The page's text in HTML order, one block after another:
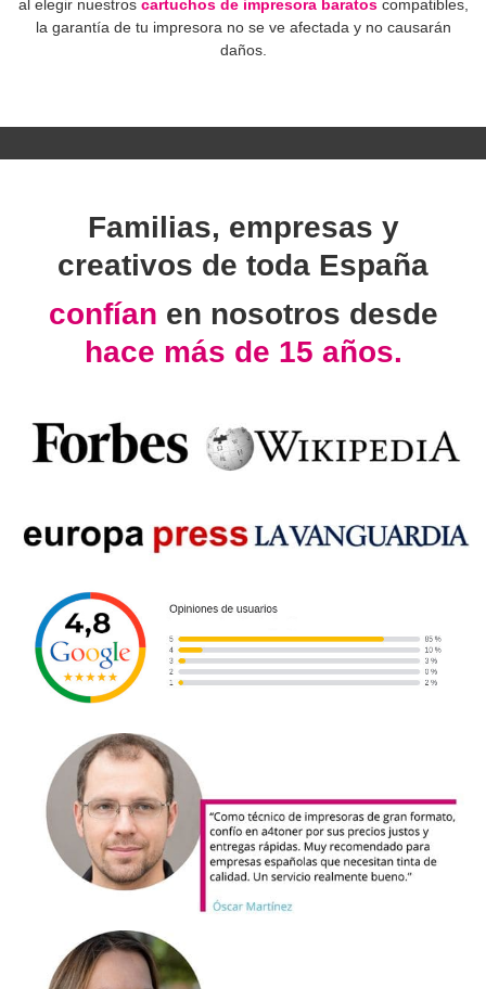
al elegir nuestros cartuchos de impresora baratoscompatibles,
la garantía de tu impresora no se ve afectada y no causarán
daños.
Familias, empresas y
creativos de toda España
confían en nosotros desde
hace más de 15 años.